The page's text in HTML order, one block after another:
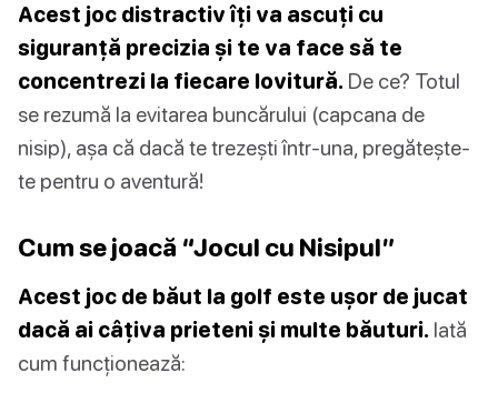
Acest joc distractiv îți va ascuți cu
siguranță precizia și te va face să te
concentrezi la fiecare lovitură. De ce? Totul
se rezumă la evitarea buncărului (capcana de
nisip), așa că dacă te trezești într-una, pregătește-
te pentru o aventură!
Cum se joacă “Jocul cu Nisipul”
Acest joc de băut la golf este ușor de jucat
dacă ai câțiva prieteni și multe băuturi. Iată
cum funcționează: